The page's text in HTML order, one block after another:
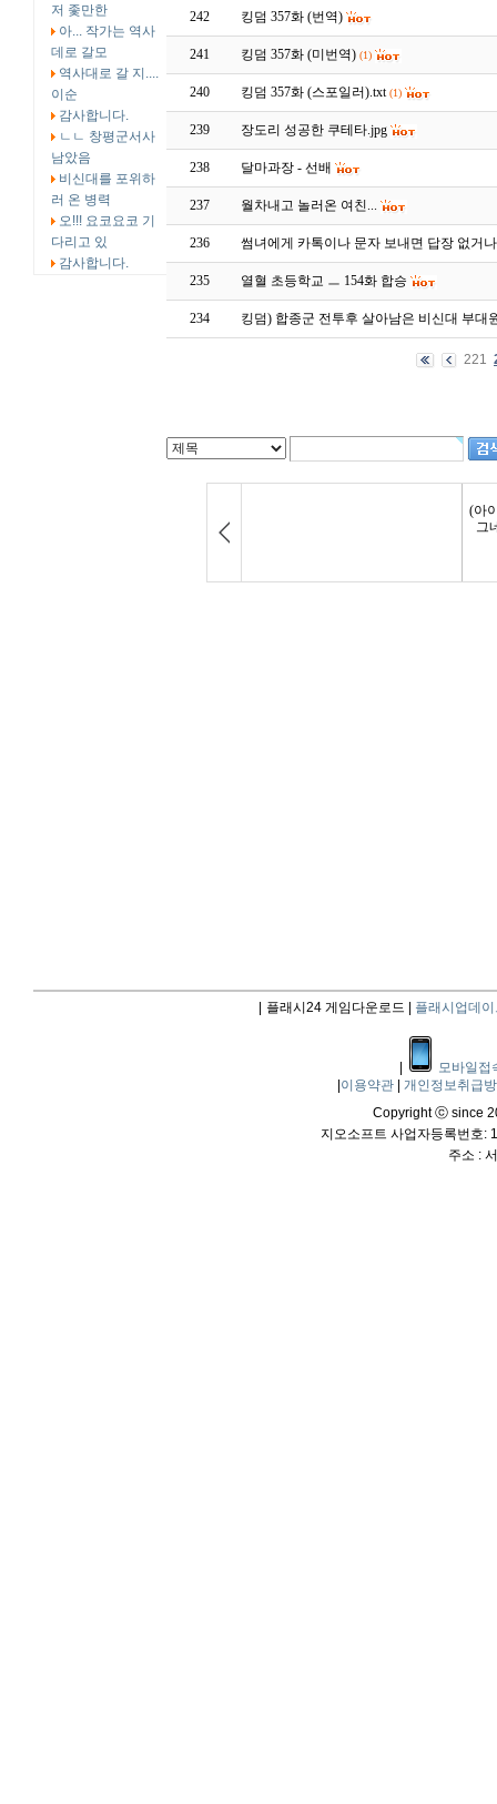
저 좇만한
아... 작가는 역사
데로 갈모
역사대로 갈 지....
이순
감사합니다.
ㄴㄴ 창평군서사
남았음
비신대를 포위하
러 온 병력
오!!! 요코요코 기
다리고 있
감사합니다.
242 킹덤 357화 (번역)
241 킹덤 357화 (미번역) (1)
240 킹덤 357화 (스포일러).txt (1)
239 장도리 성공한 쿠테타.jpg
238 달마과장 - 선배
237 월차내고 놀러온 여친...
236 썸녀에게 카톡이나 문자 보내면 답장 없거
235 열혈 초등학교 ㅡ 154화 합승
234 킹덤) 합종군 전투후 살아남은 비신대 부대
221
플래시24 게임다운로드 | 플래시업데이
모바일접
이용약관
개인정보취급
Copyright ⓒ since
지오소프트 사업자등록번호:
주소 :